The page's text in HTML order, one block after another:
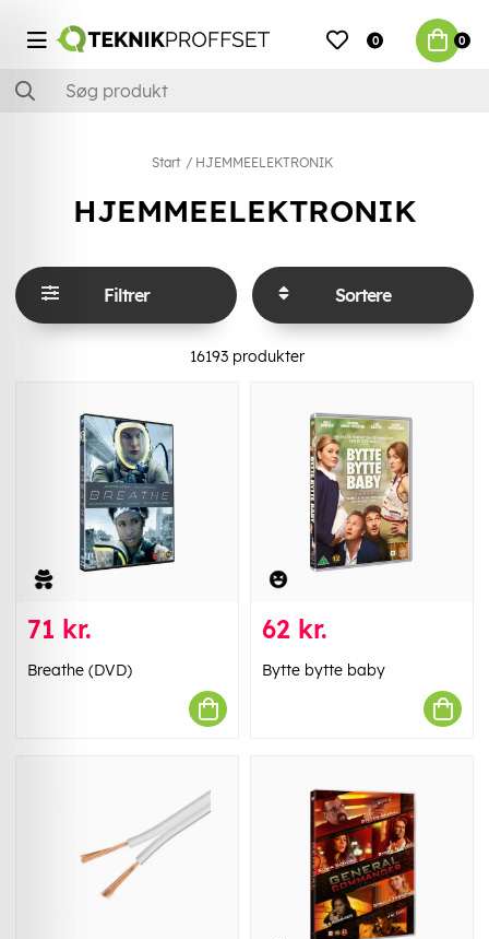
0 0
Start HJEMMEELEKTRONIK
HJEMMEELEKTRONIK
Filtrer Sortere
16193produkter
71 kr.
Breathe (DVD)
62 kr.
Bytte bytte baby